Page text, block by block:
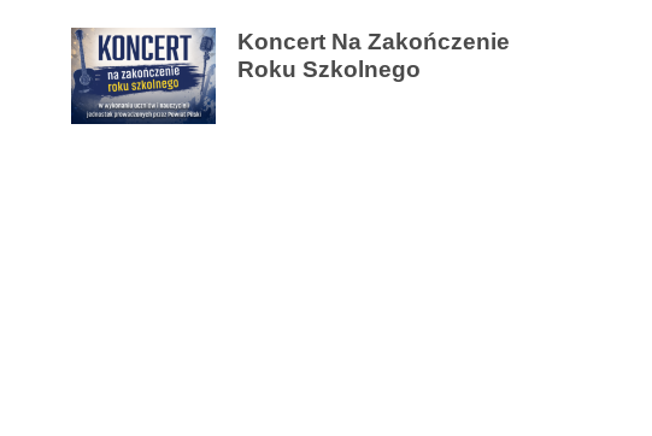
Koncert Na Zakończenie
Roku Szkolnego